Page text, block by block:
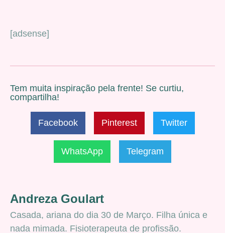
[adsense]
Tem muita inspiração pela frente! Se curtiu,
compartilha!
Facebook Pinterest Twitter
WhatsApp Telegram
Andreza Goulart
Casada, ariana do dia 30 de Março. Filha única e
nada mimada. Fisioterapeuta de profissão.